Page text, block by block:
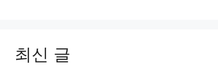
최신 글